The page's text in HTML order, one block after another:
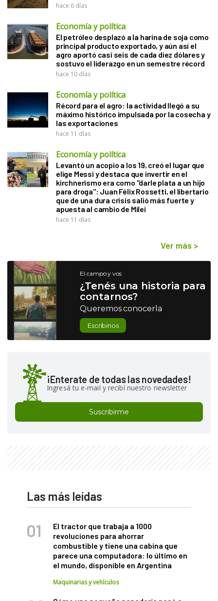
hace 6 días
Economía y política
El petróleo desplazó a la harina de soja como
principal producto exportado, y aún así el
agro aportó casi seis de cada diez dólares y
sostuvo el liderazgo en un semestre récord
hace 10 días
Economía y política
Récord para el agro: la actividad llegó a su
máximo histórico impulsada por la cosecha y
las exportaciones
hace 11 días
Economía y política
Levantó un acopio a los 19, creó el lugar que
elige Messi y destaca que invertir en el
kirchnerismo era como "darle plata a un hijo
para droga": Juan Félix Rossetti, el libertario
que de una dura crisis salió más fuerte y
apuesta al cambio de Milei
hace 11 días
Ver más >
El campo y vos
¿Tenés una historia para
contarnos?
Queremos conocerla
Escribinos
¡Enterate de todas las novedades!
Ingresá tu e-mail y recibí nuestro newsletter
Suscribirme
Las más leídas
El tractor que trabaja a 1000
revoluciones para ahorrar
combustible y tiene una cabina que
parece una computadora: lo último en
el mundo, disponible en Argentina
Maquinarias y vehículos